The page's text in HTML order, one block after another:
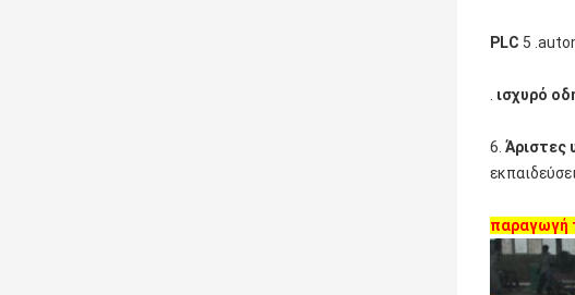
PLC 5
ισχυρό
6. Άριστες
παραγωγή